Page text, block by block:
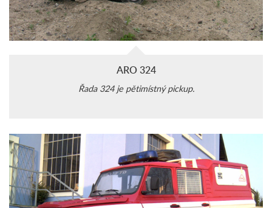
ARO 324
Řada 324 je pětimístný pickup.